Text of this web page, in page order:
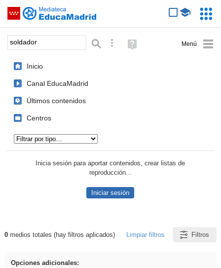
Saltar navegación
Palabra o frase: Búsqueda avanzada
Ayuda
(en
Inicio
Canal EducaMadrid
Últimos contenidos
Centros
Inicia sesión para aportar contenidos, crear listas de
reproducción...
Iniciar sesión
Resultados de: soldador
0medios totales (hay filtros aplicados) Limpiar filtros Filtros
Opciones adicionales: